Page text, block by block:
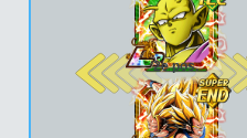
2e pos.